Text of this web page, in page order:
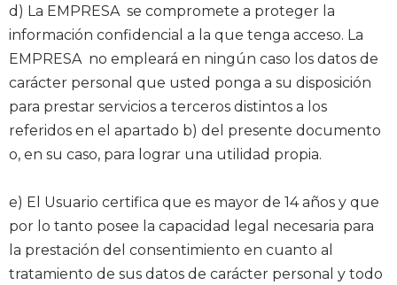
d) La EMPRESA se compromete a proteger la
información confidencial a la que tenga acceso. La
EMPRESA no empleará en ningún caso los datos de
carácter personal que usted ponga a su disposición
para prestar servicios a terceros distintos a los
referidos en el apartado b) del presente documento
o, en su caso, para lograr una utilidad propia.
e) El Usuario certifica que es mayor de 14 años y que
por lo tanto posee la capacidad legal necesaria para
la prestación del consentimiento en cuanto al
tratamiento de sus datos de carácter personal y todo